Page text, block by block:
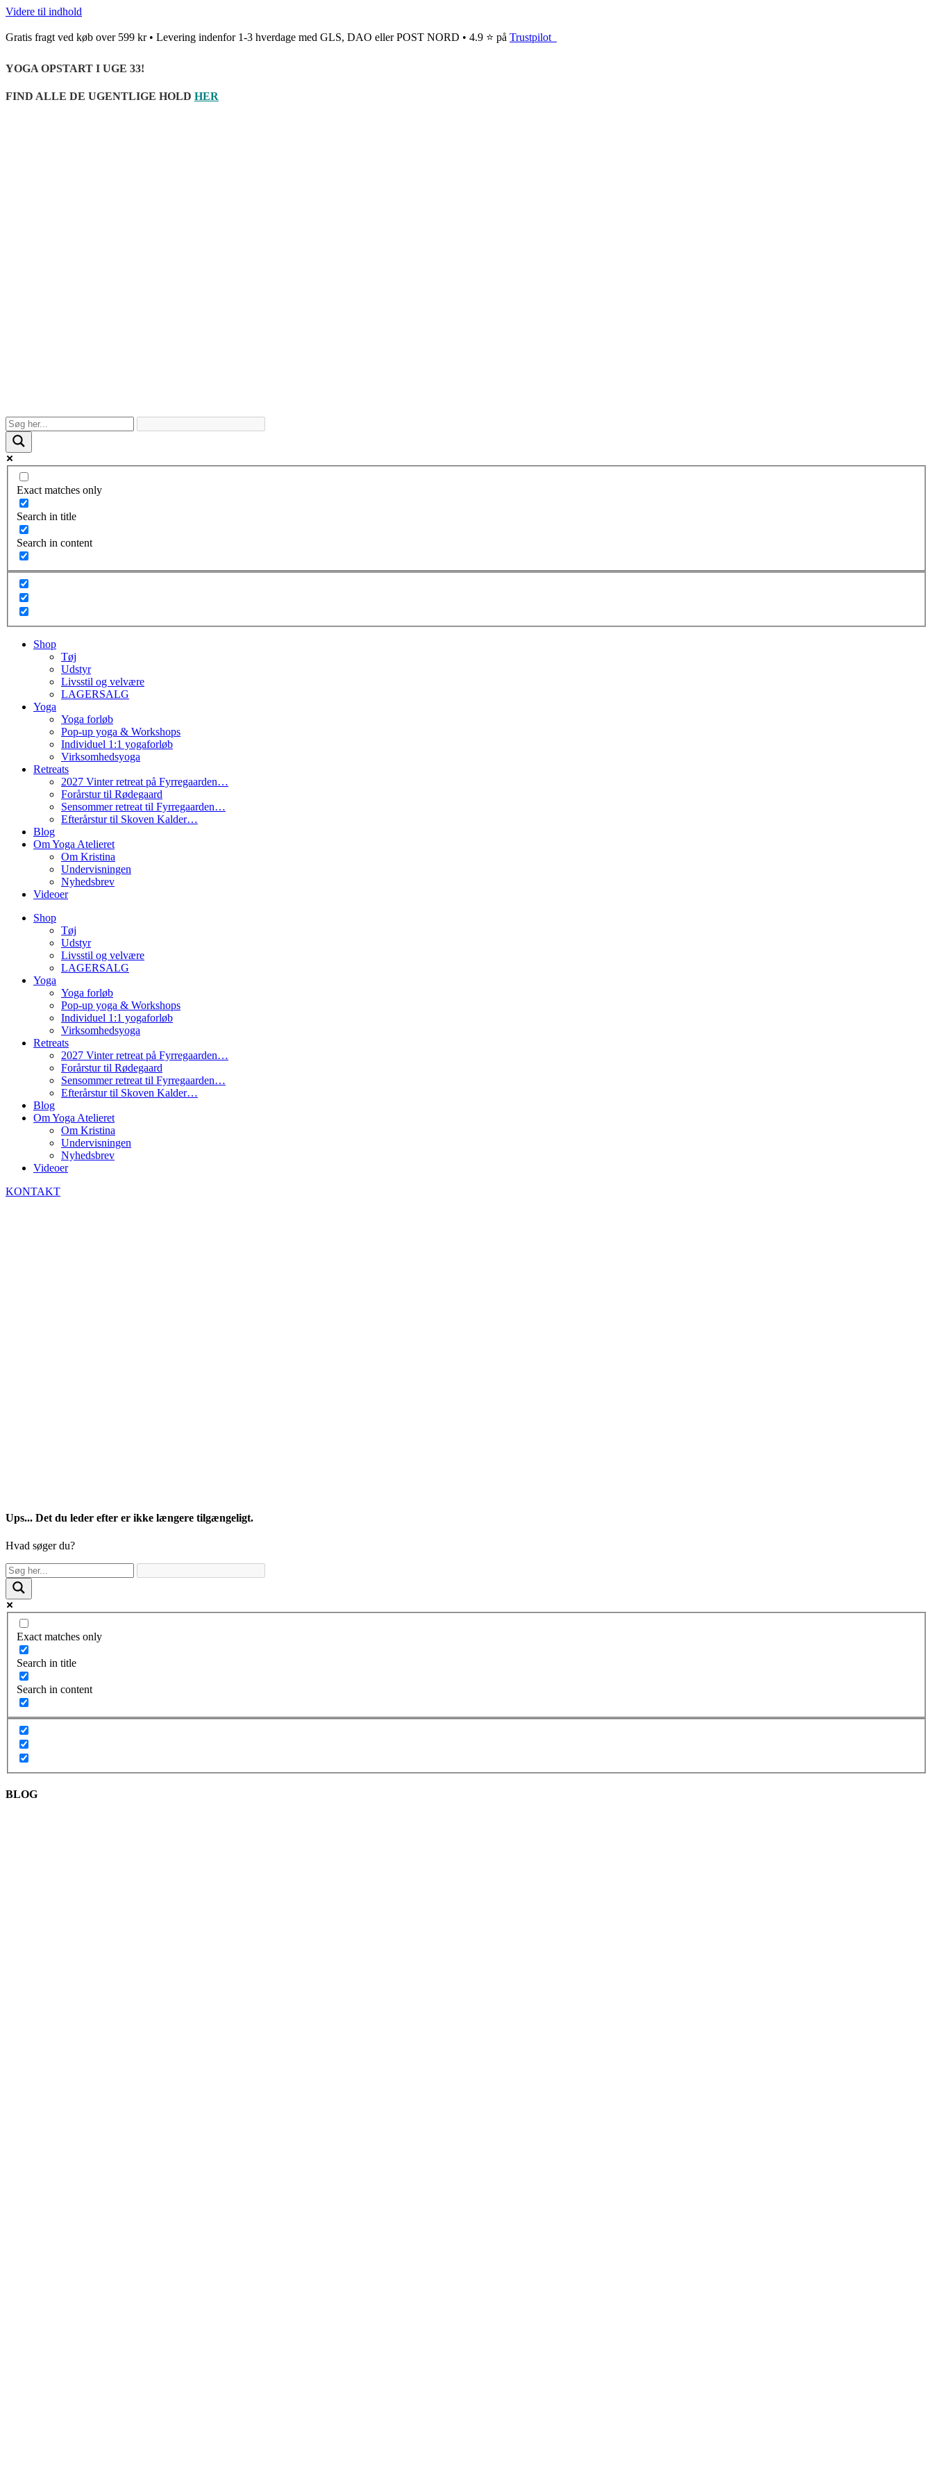
Videre til indhold
Gratis fragt ved køb over 599 kr • Levering indenfor 1-3 hverdage med GLS, DAO eller POST NORD • 4.9 ⭐ på Trustpilot
YOGA OPSTART I UGE 33!
FIND ALLE DE UGENTLIGE HOLD HER
Exact matches only
Search in title
Search in content
Shop
Tøj
Udstyr
Livsstil og velvære
LAGERSALG
Yoga
Yoga forløb
Pop-up yoga & Workshops
Individuel 1:1 yogaforløb
Virksomhedsyoga
Retreats
2027 Vinter retreat på Fyrregaarden…
Forårstur til Rødegaard
Sensommer retreat til Fyrregaarden…
Efterårstur til Skoven Kalder…
Blog
Om Yoga Atelieret
Om Kristina
Undervisningen
Nyhedsbrev
Videoer
Shop
Tøj
Udstyr
Livsstil og velvære
LAGERSALG
Yoga
Yoga forløb
Pop-up yoga & Workshops
Individuel 1:1 yogaforløb
Virksomhedsyoga
Retreats
2027 Vinter retreat på Fyrregaarden…
Forårstur til Rødegaard
Sensommer retreat til Fyrregaarden…
Efterårstur til Skoven Kalder…
Blog
Om Yoga Atelieret
Om Kristina
Undervisningen
Nyhedsbrev
Videoer
KONTAKT
Ups... Det du leder efter er ikke længere tilgængeligt.
Hvad søger du?
Exact matches only
Search in title
Search in content
BLOG